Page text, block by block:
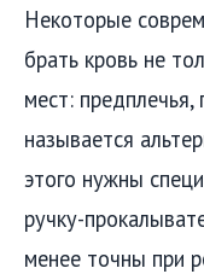
Некоторые
брать кровь не
мест:
называется
этого нужны
ручку-
менее точны при